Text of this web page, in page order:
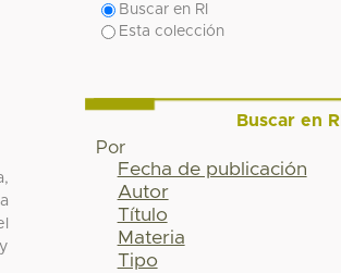
Buscar en RI
Esta colección
Buscar en RI
Por
Fecha de publicación
Autor
Título
Materia
Tipo